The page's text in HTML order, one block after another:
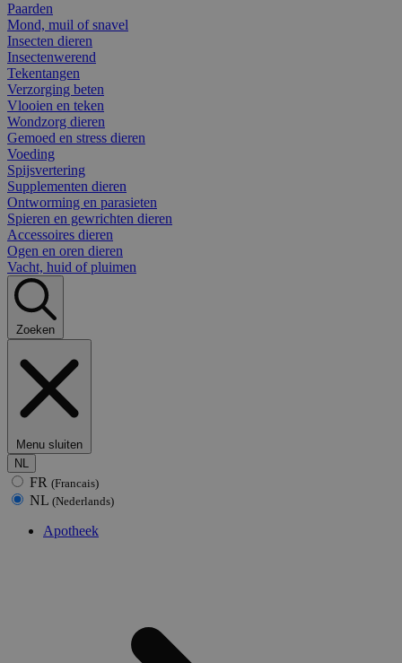
Paarden
Mond, muil of snavel
Insecten dieren
Insectenwerend
Tekentangen
Verzorging beten
Vlooien en teken
Wondzorg dieren
Gemoed en stress dieren
Voeding
Spijsvertering
Supplementen dieren
Ontworming en parasieten
Spieren en gewrichten dieren
Accessoires dieren
Ogen en oren dieren
Vacht, huid of pluimen
Zoeken
Menu sluiten
NL
FR (Francais)
NL (Nederlands)
Apotheek